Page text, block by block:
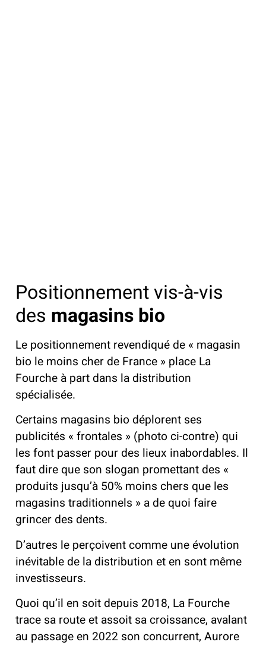
Positionnement vis-à-vis
des magasins bio
Le positionnement revendiqué de « magasin
bio le moins cher de France » place La
Fourche à part dans la distribution
spécialisée.
Certains magasins bio déplorent ses
publicités « frontales » (photo ci-contre) qui
les font passer pour des lieux inabordables. Il
faut dire que son slogan promettant des «
produits jusqu’à 50% moins chers que les
magasins traditionnels » a de quoi faire
grincer des dents.
D’autres le perçoivent comme une évolution
inévitable de la distribution et en sont même
investisseurs.
Quoi qu’il en soit depuis 2018, La Fourche
trace sa route et assoit sa croissance, avalant
au passage en 2022 son concurrent, Aurore